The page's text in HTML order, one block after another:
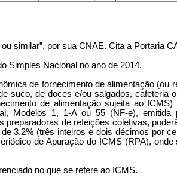
similar”, por sua CNAE. Cita a Portaria
Simples Nacional no ano de 2014.
de fornecimento de alimentação (ou
suco, de doces e/ou salgados, cafeteria
de alimentação sujeita ao ICMS)
Modelos 1, 1-A ou 55 (NF-e), emitida
de refeições coletivas,
3,2% (três inteiros e dois décimos por
de Apuração do ICMS (RPA),
no que se refere ao ICMS.